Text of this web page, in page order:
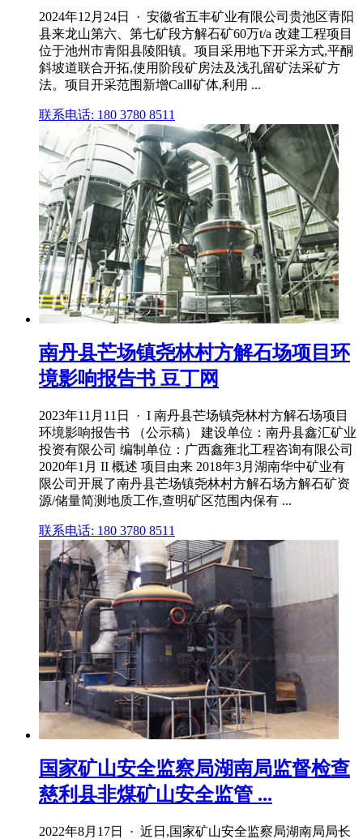
2024年12月24日 · 安徽省五丰矿业有限公司贵池区青阳
县来龙山第六、第七矿段方解石矿60万t/a 改建工程项目
位于池州市青阳县陵阳镇。项目采用地下开采方式,平酮
斜坡道联合开拓,使用阶段矿房法及浅孔留矿法采矿方
法。项目开采范围新增CalⅡ矿体,利用 ...
联系电话: 180 3780 8511
南丹县芒场镇尧林村方解石场项目环
境影响报告书 豆丁网
2023年11月11日 · I 南丹县芒场镇尧林村方解石场项目
环境影响报告书 （公示稿） 建设单位：南丹县鑫汇矿业
投资有限公司 编制单位：广西鑫雍北工程咨询有限公司
2020年1月 II 概述 项目由来 2018年3月湖南华中矿业有
限公司开展了南丹县芒场镇尧林村方解石场方解石矿资
源/储量简测地质工作,查明矿区范围内保有 ...
联系电话: 180 3780 8511
国家矿山安全监察局湖南局监督检查
慈利县非煤矿山安全监管 ...
2022年8月17日 · 近日,国家矿山安全监察局湖南局局长